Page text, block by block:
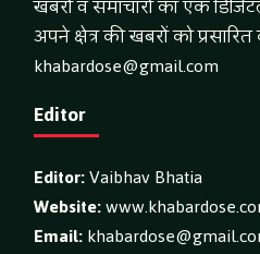
अपने क्षेत्र की खबरों को
khabardose@gmail.com
Editor
Editor:Vaibhav Bhatia
Website:
Email: